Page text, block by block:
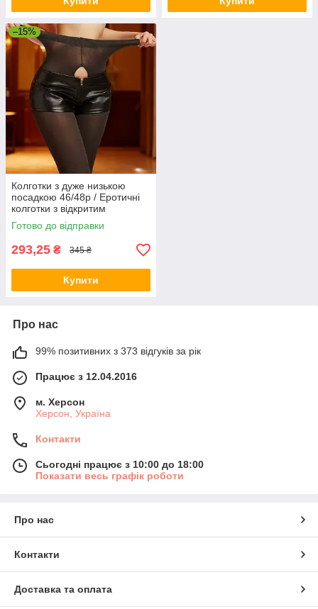
–15%
Колготки з дуже низькою
посадкою 46/48р / Еротичні
колготки з відкритим
доступом між ніжок/зріст до
160
Готово до відправки
293,25 ₴ 345 ₴
Купити
Про нас
99% позитивних з 373 відгуків за рік
Працює з 12.04.2016
м. Херсон
Херсон, Україна
Контакти
Сьогодні працює з 10:00 до 18:00
Показати весь графік роботи
Про нас
Контакти
Доставка та оплата